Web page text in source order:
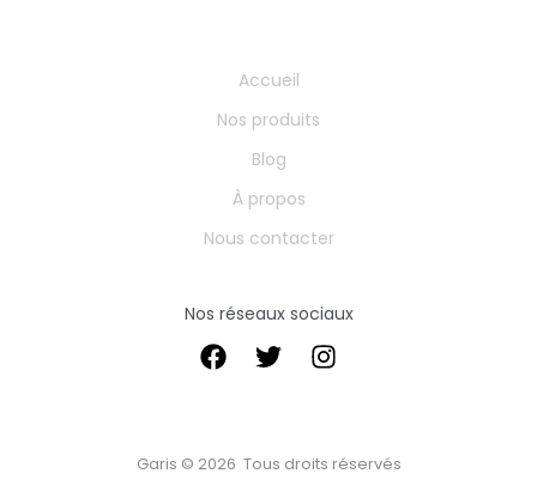
Accueil
Nos produits
Blog
À propos
Nous contacter
Nos réseaux sociaux
Garis © 2026 Tous droits réservés